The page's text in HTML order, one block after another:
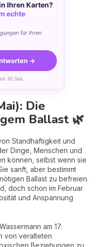
Ihren Karten?
echte
für Ihren
→
30 Sek.
Die
Ballast 🌿
Standhaftigkeit und
Dinge, Menschen und
können, selbst wenn sie
sanft, aber bestimmt
Ballast zu befreien.
doch schon im Februar
und Anspannung
am 17.
von veralteten